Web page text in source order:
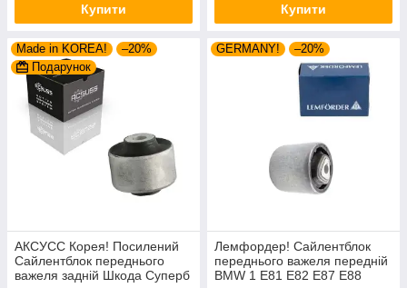
Купити Купити
Made in KOREA!
–20%
Подарунок
АКСУСС Корея! Посилений
Сайлентблок переднього
важеля задній Шкода Суперб
GERMANY! –20%
Лемфордер! Сайлентблок
переднього важеля передній
BMW 1 E81 E82 E87 E88